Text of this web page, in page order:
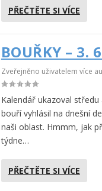
PŘEČTĚTE SI VÍCE
BOUŘKY – 3.
Zveřejněno uživatelem více
Kalendář ukazoval
bouří vyhlásil na dnešní
naši oblast. Hmmm, jak
týdne…
PŘEČTĚTE SI VÍCE